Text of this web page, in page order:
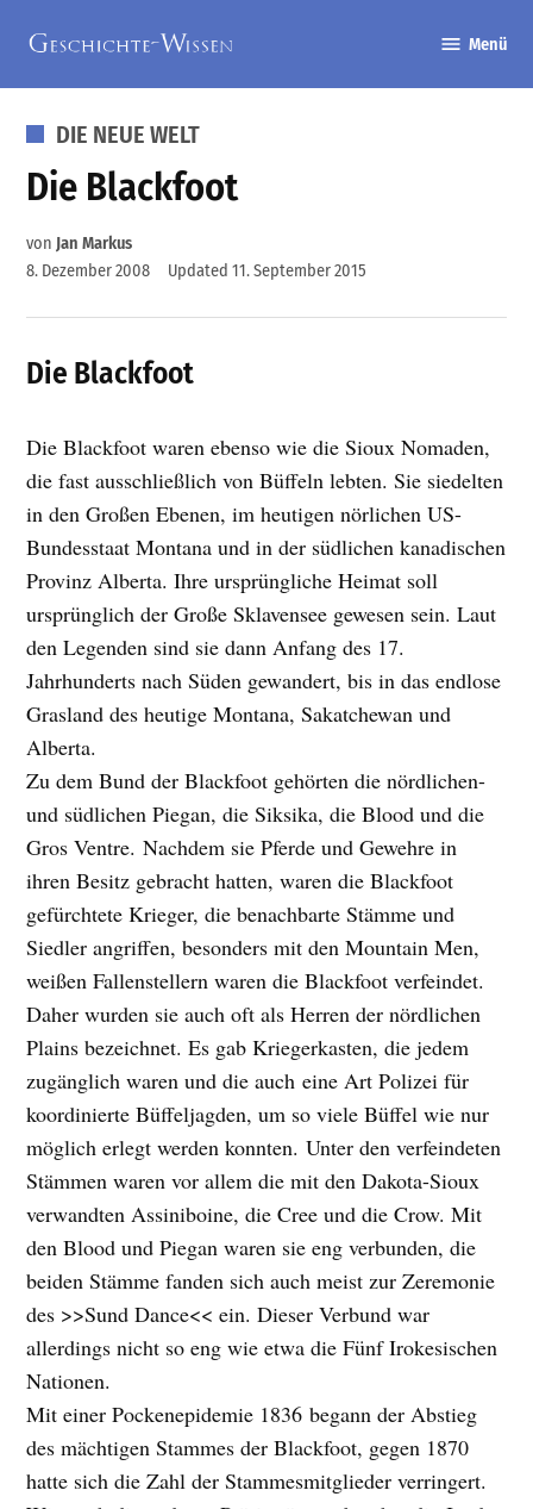
Inhalt
springen
Wissen
Menü
VERÖFFENTLICHT
IN
DIE NEUE WELT
Die Blackfoot
von Jan Markus
8. Dezember 2008
Updated 11. September 2015
Die Blackfoot
Die Blackfoot waren ebenso wie die Sioux Nomaden,
die fast ausschließlich von Büffeln lebten. Sie siedelten
in den Großen Ebenen, im heutigen nörlichen US-
Bundesstaat Montana und in der südlichen kanadischen
Provinz Alberta. Ihre ursprüngliche Heimat soll
ursprünglich der Große Sklavensee gewesen sein. Laut
den Legenden sind sie dann Anfang des 17.
Jahrhunderts nach Süden gewandert, bis in das endlose
Grasland des heutige Montana, Sakatchewan und
Alberta.
Zu dem Bund der Blackfoot gehörten die nördlichen-
und südlichen Piegan, die Siksika, die Blood und die
Gros Ventre. Nachdem sie Pferde und Gewehre in
ihren Besitz gebracht hatten, waren die Blackfoot
gefürchtete Krieger, die benachbarte Stämme und
Siedler angriffen, besonders mit den Mountain Men,
weißen Fallenstellern waren die Blackfoot verfeindet.
Daher wurden sie auch oft als Herren der nördlichen
Plains bezeichnet. Es gab Kriegerkasten, die jedem
zugänglich waren und die auch eine Art Polizei für
koordinierte Büffeljagden, um so viele Büffel wie nur
möglich erlegt werden konnten. Unter den verfeindeten
Stämmen waren vor allem die mit den Dakota-Sioux
verwandten Assiniboine, die Cree und die Crow. Mit
den Blood und Piegan waren sie eng verbunden, die
beiden Stämme fanden sich auch meist zur Zeremonie
des >>Sund Dance<< ein. Dieser Verbund war
allerdings nicht so eng wie etwa die Fünf Irokesischen
Nationen.
Mit einer Pockenepidemie 1836 begann der Abstieg
des mächtigen Stammes der Blackfoot, gegen 1870
hatte sich die Zahl der Stammesmitglieder verringert.